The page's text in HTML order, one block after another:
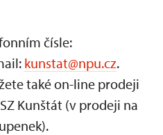
čísle:
kunstat@npu.cz.
také on-line prodeji
Kunštát (v prodeji na